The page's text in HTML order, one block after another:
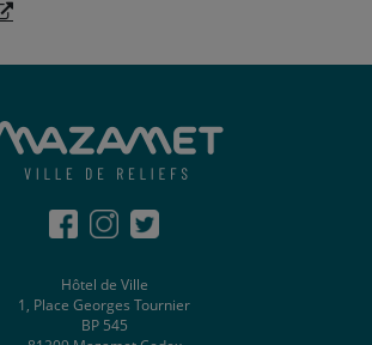
Hôtel de Ville
1, Place Georges Tournier
BP 545